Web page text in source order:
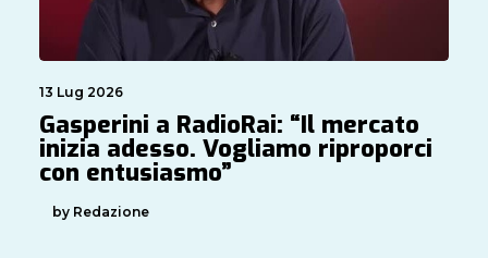
13 Lug 2026
Gasperini a RadioRai: “Il mercato
inizia adesso. Vogliamo riproporci
con entusiasmo”
by Redazione